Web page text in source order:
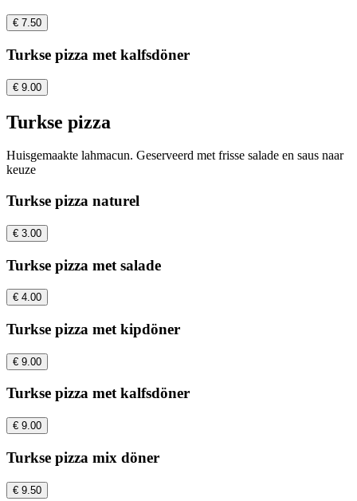
€ 7.50
Turkse pizza met kalfsdöner
€ 9.00
Turkse pizza
Huisgemaakte lahmacun. Geserveerd met frisse salade en saus naar
keuze
Turkse pizza naturel
€ 3.00
Turkse pizza met salade
€ 4.00
Turkse pizza met kipdöner
€ 9.00
Turkse pizza met kalfsdöner
€ 9.00
Turkse pizza mix döner
€ 9.50